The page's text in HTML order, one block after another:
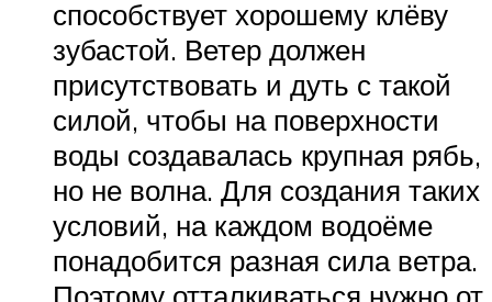
способствует хорошему клёву
зубастой. Ветер должен
присутствовать и дуть с такой
силой, чтобы на поверхности
воды создавалась крупная рябь,
но не волна. Для создания таких
условий, на каждом водоёме
понадобится разная сила ветра.